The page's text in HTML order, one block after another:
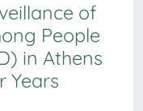
of
People
in Athens
Years